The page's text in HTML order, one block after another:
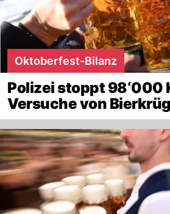
Oktoberfest-Bilanz
Polizei stoppt 98‘000
Versuche von